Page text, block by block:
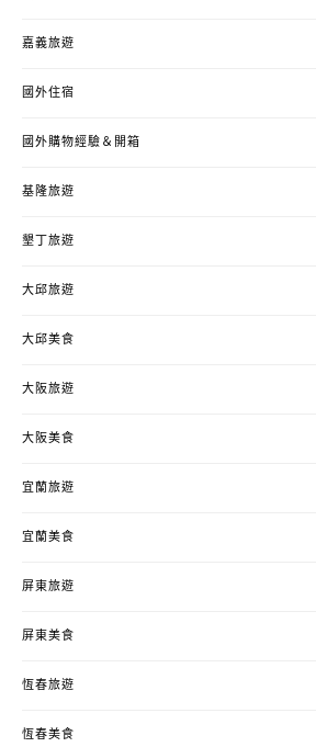
嘉義旅遊
國外住宿
國外購物經驗＆開箱
基隆旅遊
墾丁旅遊
大邱旅遊
大邱美食
大阪旅遊
大阪美食
宜蘭旅遊
宜蘭美食
屏東旅遊
屏東美食
恆春旅遊
恆春美食